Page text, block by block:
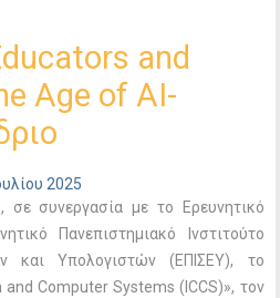
and
Age of AI-
2025
σε συνεργασία με το Ερευνητικό
Πανεπιστημιακό Ινστιτούτο
και Υπολογιστών (ΕΠΙΣΕΥ), το
Computer Systems (ICCS)», τον